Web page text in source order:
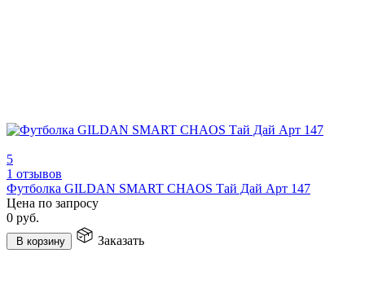
5
1 отзывов
Футболка GILDAN SMART CHAOS Тай Дай Арт 147
Цена по запросу
0 руб.
В корзину Заказать